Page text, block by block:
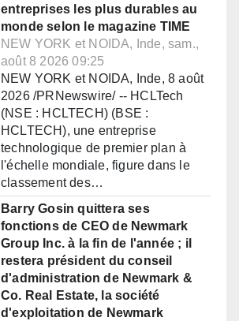
entreprises les plus durables au
monde selon le magazine TIME
NEW YORK et NOIDA, Inde, sam.,
août 8 2026 09:25
NEW YORK et NOIDA, Inde, 8 août
2026 /PRNewswire/ -- HCLTech
(NSE : HCLTECH) (BSE :
HCLTECH), une entreprise
technologique de premier plan à
l'échelle mondiale, figure dans le
classement des…
Barry Gosin quittera ses
fonctions de CEO de Newmark
Group Inc. à la fin de l'année ; il
restera président du conseil
d'administration de Newmark &
Co. Real Estate, la société
d'exploitation de Newmark